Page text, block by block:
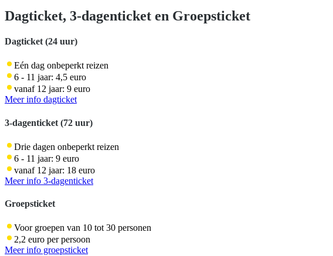
Dagticket, 3-dagenticket en Groepsticket
Dagticket (24 uur)
Eén dag onbeperkt reizen
6 - 11 jaar: 4,5 euro
vanaf 12 jaar: 9 euro
Meer info dagticket
3-dagenticket (72 uur)
Drie dagen onbeperkt reizen
6 - 11 jaar: 9 euro
vanaf 12 jaar: 18 euro
Meer info 3-dagenticket
Groepsticket
Voor groepen van 10 tot 30 personen
2,2 euro per persoon
Meer info groepsticket